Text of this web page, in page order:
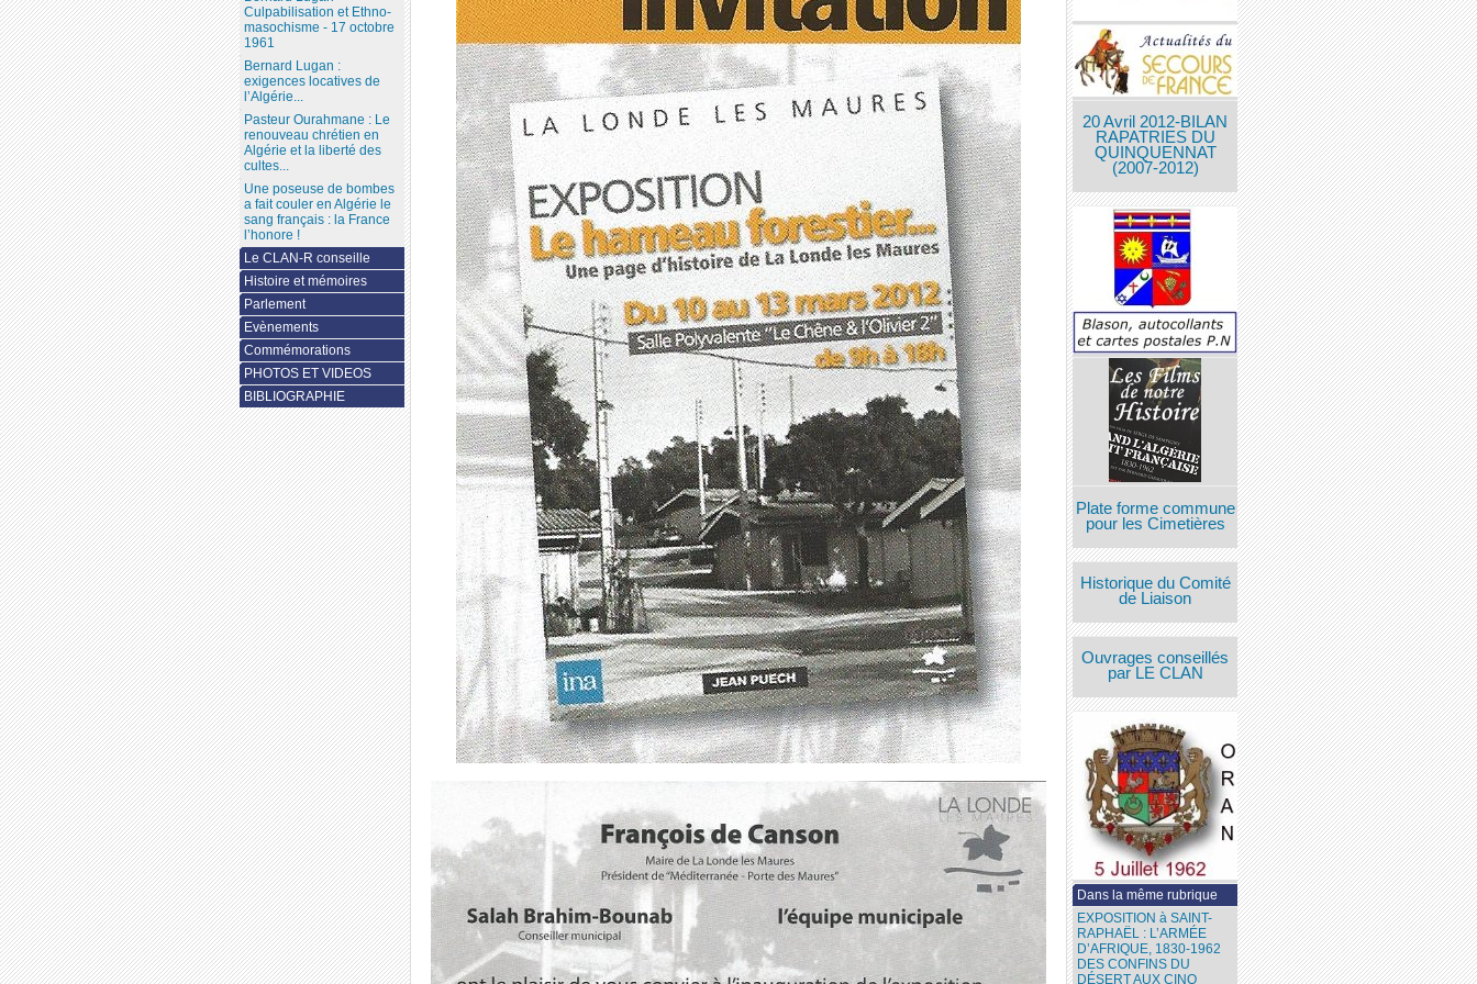
20 Avril 2012-BILAN
RAPATRIES DU
QUINQUENNAT
(2007-2012)
Plate forme commune
pour les Cimetières
Historique du Comité
de Liaison
Ouvrages conseillés
par LE CLAN
Dans la même rubrique
EXPOSITION à SAINT-
RAPHAËL : L’ARMÉE
D’AFRIQUE, 1830-1962
DES CONFINS DU
DÉSERT AUX CINQ
Culpabilisation et Ethno-
masochisme - 17 octobre
1961
Bernard Lugan :
exigences locatives de
l’Algérie...
Pasteur Ourahmane : Le
renouveau chrétien en
Algérie et la liberté des
cultes...
Une poseuse de bombes
a fait couler en Algérie le
sang français : la France
l’honore !
Le CLAN-R conseille
Histoire et mémoires
Parlement
Evènements
Commémorations
PHOTOS ET VIDEOS
BIBLIOGRAPHIE